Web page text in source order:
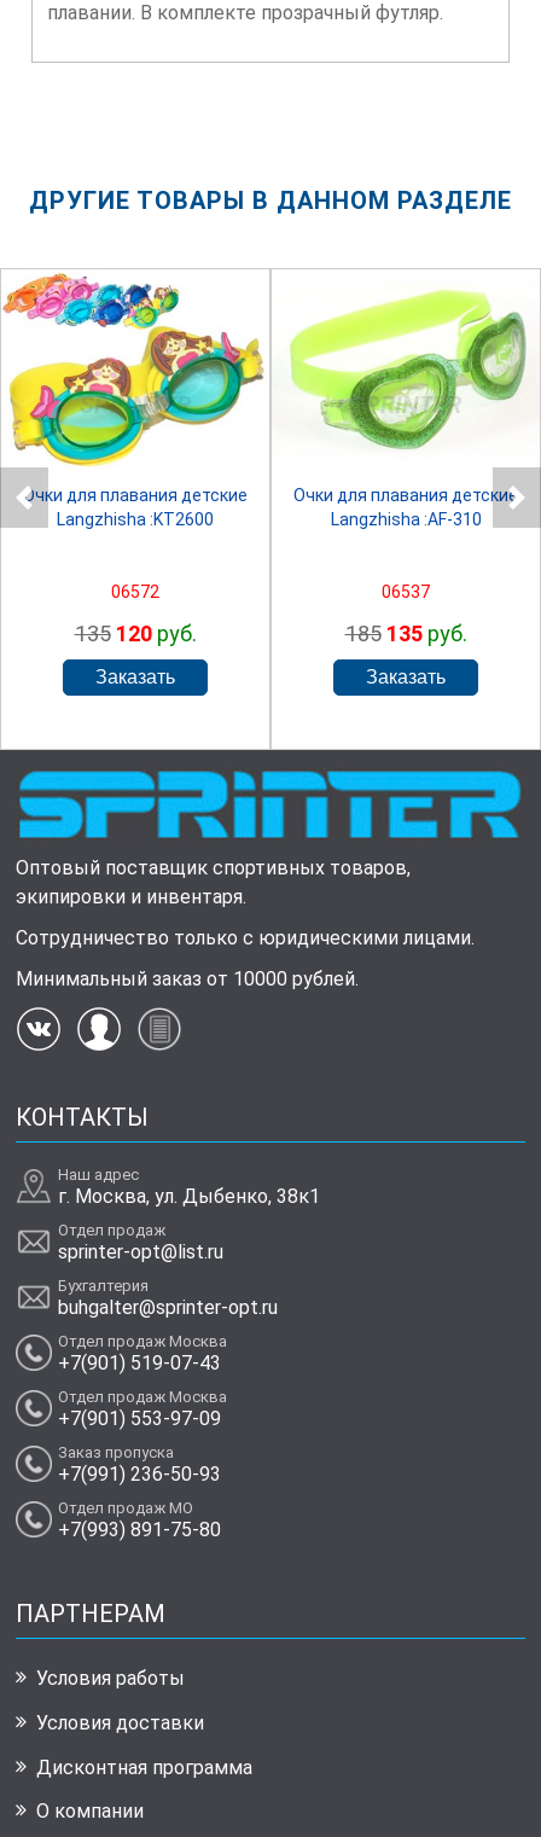
плавании. В комплекте прозрачный футляр.
ДРУГИЕ ТОВАРЫ В ДАННОМ РАЗДЕЛЕ
SPRINTER
Очки для плавания детские
Langzhisha :KT2600
06572
135 120руб.
SPRINTER
Очки для плавания детские
Langzhisha :AF-310
06537
185 135руб.
Оптовый поставщик спортивных товаров,
экипировки и инвентаря.
Сотрудничество только с юридическими лицами.
Минимальный заказ от 10000 рублей.
КОНТАКТЫ
Наш адрес
г. Москва, ул. Дыбенко, 38к1
Отдел продаж
sprinter-opt@list.ru
Бухгалтерия
buhgalter@sprinter-opt.ru
Отдел продаж Москва
+7(901) 519-07-43
Отдел продаж Москва
+7(901) 553-97-09
Заказ пропуска
+7(991) 236-50-93
Отдел продаж МО
+7(993) 891-75-80
ПАРТНЕРАМ
Условия работы
Условия доставки
Дисконтная программа
О компании